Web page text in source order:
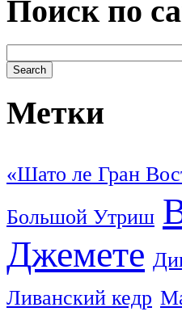
Поиск по
Метки
«Шато ле Гран
Большой Утриш
Джемете
Ливанский кедр